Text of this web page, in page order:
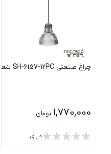
چراغ صنعتی SH-6157-12PC شعاع
1,770,000 تومان
0 رای